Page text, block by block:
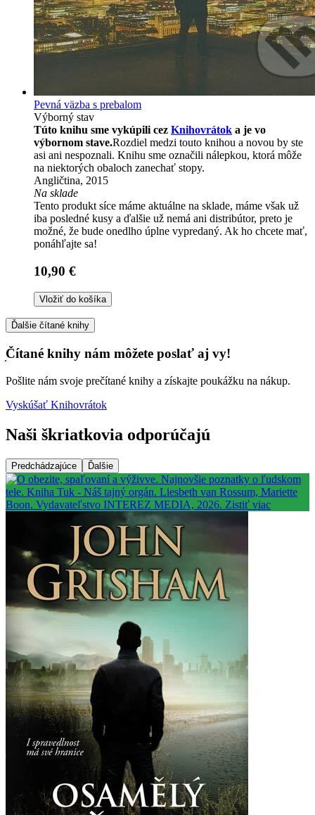
Pevná väzba s prebalom
Výborný stav
Túto knihu sme vykúpili cez Knihovrátok a je vo
výbornom stave.Rozdiel medzi touto knihou a novou by ste
asi ani nespoznali. Knihu sme označili nálepkou, ktorá môže
na niektorých obaloch zanechať stopy.
Angličtina, 2015
Na sklade
Tento produkt síce máme aktuálne na sklade, máme však už
iba posledné kusy a ďalšie už nemá ani distribútor, preto je
možné, že bude onedlho úplne vypredaný. Ak ho chcete mať,
ponáhľajte sa!
10,90 €
Vložiť do košíka
Ďalšie čítané knihy
Čítané knihy nám môžete poslať aj vy!
Pošlite nám svoje prečítané knihy a získajte poukážku na nákup.
Vyskúšať Knihovrátok
Naši škriatkovia odporúčajú
Predchádzajúce Ďalšie